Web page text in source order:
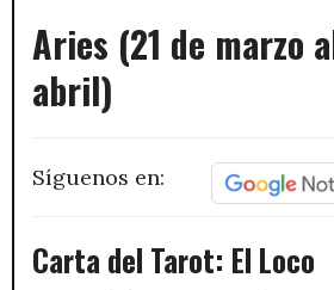
Aries (21 de marzo
abril)
Síguenos en:
Carta del Tarot: El Loco